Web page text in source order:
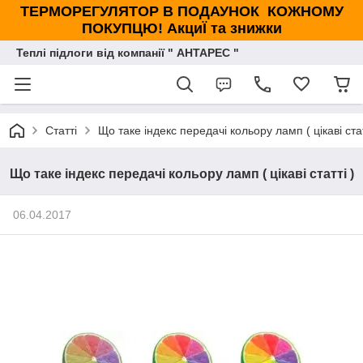
ТЕРМОРЕГУЛЯТОР В ПОДАУНОК КОЖНОМУ
ПОКУПЦЮ! АкциЇ та знижки
Теплі підлоги від компанії " АНТАРЕС "
Статті Що таке індекс передачі кольору ламп ( цікаві
Що таке індекс передачі кольору ламп ( цікаві статті )
06.04.2017